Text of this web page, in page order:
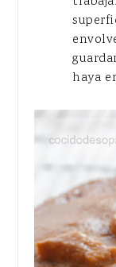
haya